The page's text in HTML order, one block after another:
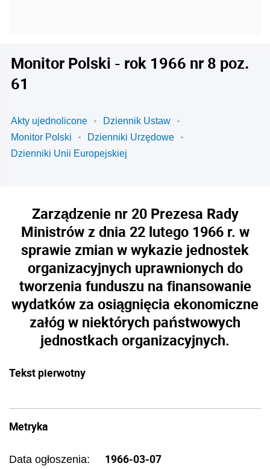
Monitor Polski - rok 1966 nr 8 poz.
61
Akty ujednolicone
Dziennik Ustaw
Monitor Polski
Dzienniki Urzędowe
Dzienniki Unii Europejskiej
Zarządzenie nr 20 Prezesa Rady
Ministrów z dnia 22 lutego 1966 r. w
sprawie zmian w wykazie jednostek
organizacyjnych uprawnionych do
tworzenia funduszu na finansowanie
wydatków za osiągnięcia ekonomiczne
załóg w niektórych państwowych
jednostkach organizacyjnych.
Tekst pierwotny
Metryka
Data ogłoszenia: 1966-03-07